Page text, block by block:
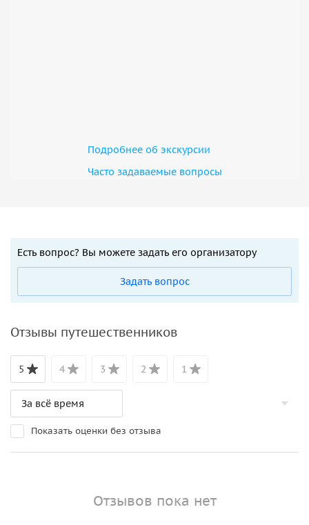
Подробнее об экскурсии
Часто задаваемые вопросы
Есть вопрос? Вы можете задать его организатору
Задать вопрос
Отзывы путешественников
5 4 3 2 1
Показать оценки без отзыва
Отзывов пока нет